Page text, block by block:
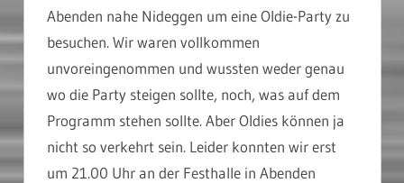
Abenden nahe Nideggen um eine Oldie-Party zu
besuchen. Wir waren vollkommen
unvoreingenommen und wussten weder genau
wo die Party steigen sollte, noch, was auf dem
Programm stehen sollte. Aber Oldies können ja
nicht so verkehrt sein. Leider konnten wir erst
um 21.00 Uhr an der Festhalle in Abenden